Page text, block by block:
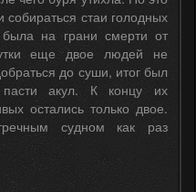
собираться стаи голодных
на грани смерти от
еще двое людей не
до суши, итог был
акул. К концу их
остались только двое.
судном как раз